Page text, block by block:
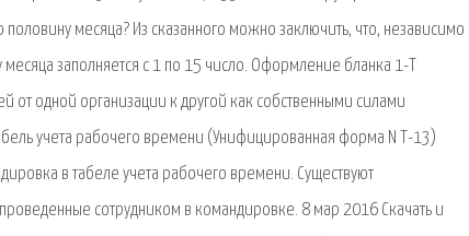
месяца? Из сказанного можно заключить, что, независимо
заполняется с 1 по 15 число. Оформление бланка 1-Т
от одной организации к другой как собственными силами
учета рабочего времени (Унифицированная форма N Т-13)
в табеле учета рабочего времени. Существуют
сотрудником в командировке. 8 мар 2016 Скачать и